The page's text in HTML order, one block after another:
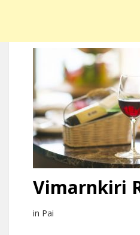
Vimarnkiri
in Pai